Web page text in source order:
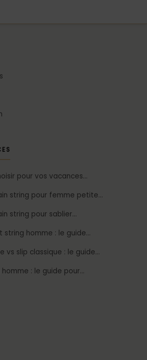
pour vos vacances…
string pour femme petite…
string pour sablier…
string homme : le guide…
vs slip classique : le guide…
: le guide pour…